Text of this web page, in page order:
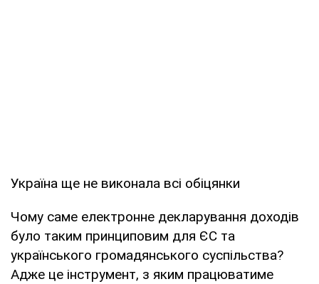
Україна ще не виконала всі обіцянки
Чому саме електронне декларування доходів
було таким принциповим для ЄС та
українського громадянського суспільства?
Адже це інструмент, з яким працюватиме